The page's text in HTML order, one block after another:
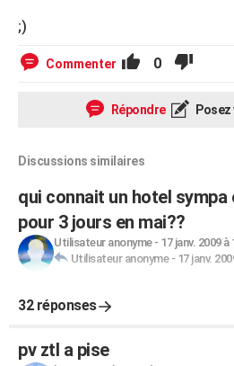
;)
Commenter 0
Répondre
Discussions similaires
qui connait un hotel sympa
pour 3 jours en mai??
Utilisateur anonyme- 17 janv. 2009 à
Utilisateur anonyme- 17 janv.
32 réponses
pv ztl a pise